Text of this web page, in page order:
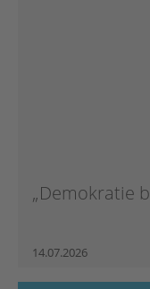
„Demokratie
14.07.2026